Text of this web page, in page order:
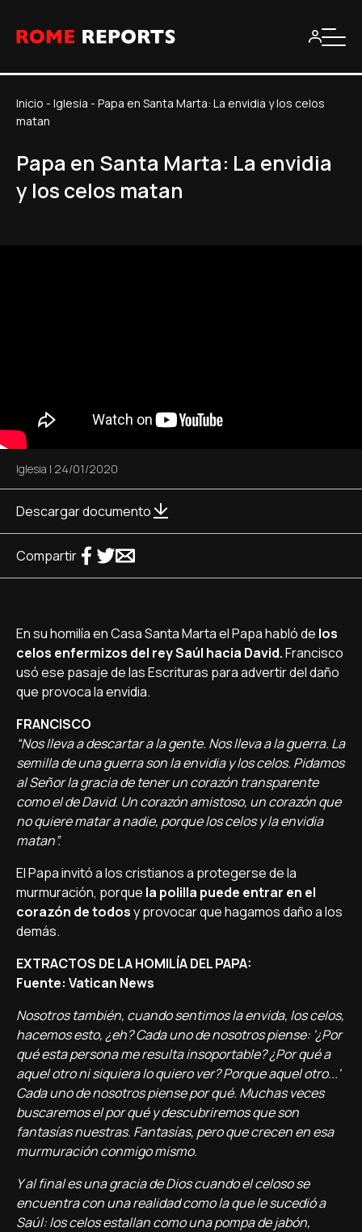
Inicio - Iglesia - Papa en Santa Marta: La envidia y los celos
matan
Papa en Santa Marta: La envidia
y los celos matan
Iglesia | 24/01/2020
Descargar documento
Compartir
En su homilía en Casa Santa Marta el Papa habló de los
celos enfermizos del rey Saúl hacia David.Francisco
usó ese pasaje de las Escrituras para advertir del daño
que provoca la envidia.
FRANCISCO
“Nos lleva a descartar a la gente. Nos lleva a la guerra. La
semilla de una guerra son la envidia y los celos. Pidamos
al Señor la gracia de tener un corazón transparente
como el de David. Un corazón amistoso, un corazón que
no quiere matar a nadie, porque los celos y la envidia
matan”.
El Papa invitó a los cristianos a protegerse de la
murmuración, porque la polilla puede entrar en el
corazón de todosy provocar que hagamos daño a los
demás.
EXTRACTOS DE LA HOMILÍA DEL PAPA:
Fuente: Vatican News
Nosotros también, cuando sentimos la envida, los celos,
hacemos esto, ¿eh? Cada uno de nosotros piense: '¿Por
qué esta persona me resulta insoportable? ¿Por qué a
aquel otro ni siquiera lo quiero ver? Porque aquel otro...'
Cada uno de nosotros piense por qué. Muchas veces
buscaremos el por qué y descubriremos que son
fantasías nuestras. Fantasías, pero que crecen en esa
murmuración conmigo mismo.
Y al final es una gracia de Dios cuando el celoso se
encuentra con una realidad como la que le sucedió a
Saúl: los celos estallan como una pompa de jabón,